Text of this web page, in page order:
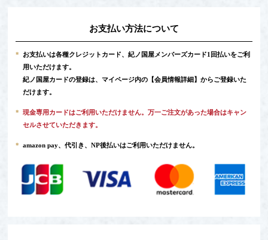
お支払い方法について
*
お支払いは各種クレジットカード、紀ノ国屋メンバーズカード1回払いをご利
用いただけます。
紀ノ国屋カードの登録は、マイページ内の 【会員情報詳細】 からご登録いた
だけます。
*
現金専用カードはご利用いただけません。万一ご注文があった場合はキャン
セルさせていただきます。
* amazon pay、代引き、NP後払いはご利用いただけません。